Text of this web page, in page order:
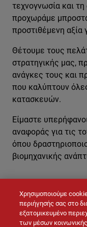
ΕΠΙΚΟΙΝΩΝΉΣΤΕ
τεχνογνωσία και
προχωράμε
προστιθέμενη αξία
Θέτουμε τους
στρατηγικής μας,
ανάγκες τους και
που καλύπτουν
κατασκευών.
Είμαστε
αναφοράς για τις
όπου
βιομηχανικής
Χρησιμοποιούμε
περιήγησής σας στο
εξατομικευμένο
των μέσων